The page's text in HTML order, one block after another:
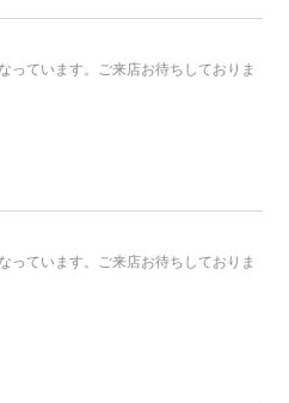
っています。ご来店お待ちしておりま
っています。ご来店お待ちしておりま